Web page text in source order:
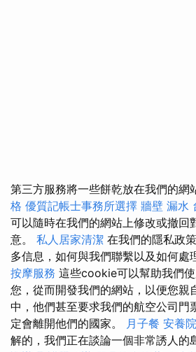
第三方服務將一些餅乾放在我們的網
格 優質記帳士事務所選擇 牆壁 漏水
可以隨時在我們的網站上修改或撤回
意。 私人居家清潔 在我們的隱私政
多信息，如何與我們聯繫以及如何處
按摩服務 這些cookie可以幫助我們
您，從而開發我們的網站，以便您親
中，他們甚至要求我們的航空公司門
定會離開他們的國家。 月子餐 安養
解的，我們正在談論一個非常誘人的